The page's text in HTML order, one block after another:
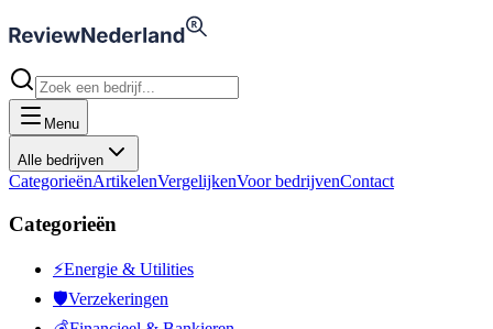
Menu
Alle bedrijven
CategorieënArtikelenVergelijkenVoor bedrijvenContact
Categorieën
⚡Energie & Utilities
🛡️Verzekeringen